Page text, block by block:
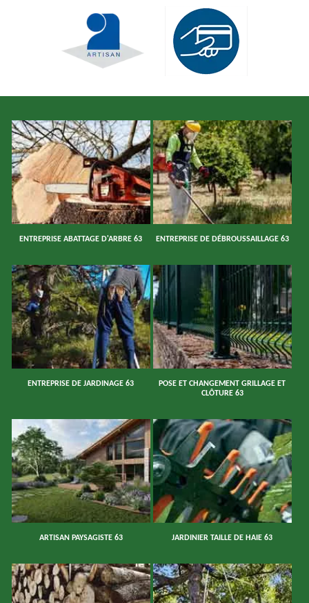
ENTREPRISE ABATTAGE D'ARBRE 63 ENTREPRISE DE DÉBROUSSAILLAGE 63
ENTREPRISE DE JARDINAGE 63
POSE ET CHANGEMENT GRILLAGE ET
CLÔTURE 63
ARTISAN PAYSAGISTE 63 JARDINIER TAILLE DE HAIE 63